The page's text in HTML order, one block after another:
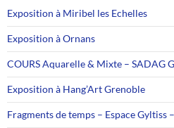
Exposition à Miribel les Echelles
Exposition à Ornans
COURS Aquarelle & Mixte – SADAG
Exposition à Hang’Art Grenoble
Fragments de temps – Espace Gyltiss